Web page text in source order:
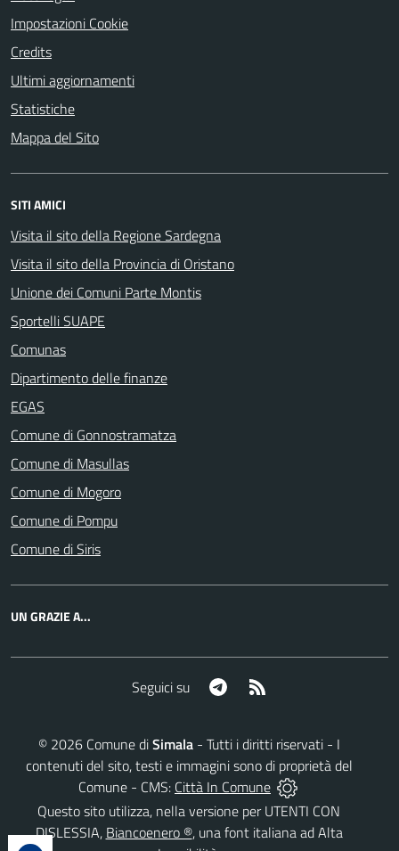
Impostazioni Cookie
Credits
Ultimi aggiornamenti
Statistiche
Mappa del Sito
SITI AMICI
Visita il sito della Regione Sardegna
Visita il sito della Provincia di Oristano
Unione dei Comuni Parte Montis
Sportelli SUAPE
Comunas
Dipartimento delle finanze
EGAS
Comune di Gonnostramatza
Comune di Masullas
Comune di Mogoro
Comune di Pompu
Comune di Siris
UN GRAZIE A...
Seguici su Telegram
© 2026Comune diSimala- Tutti i diritti riservati - I
contenuti del sito, testi e immagini sono di proprietà del
Comune - CMS: Città In Comune
Questo sito utilizza, nella versione per UTENTI CON
DISLESSIA, Biancoenero ®, una font italiana ad Alta